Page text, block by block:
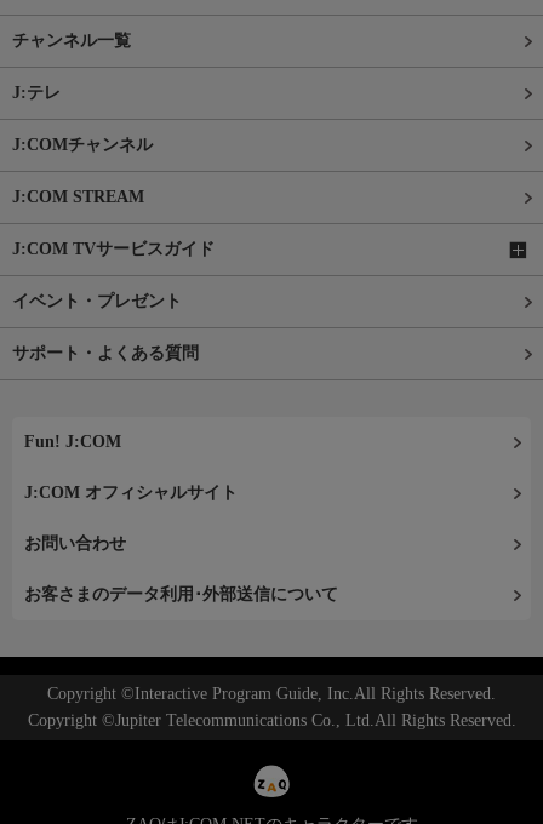
チャンネル一覧
J:テレ
J:COMチャンネル
J:COM STREAM
J:COM TVサービスガイド
イベント・プレゼント
サポート・よくある質問
Fun! J:COM
J:COM オフィシャルサイト
お問い合わせ
お客さまのデータ利用･外部送信について
Copyright ©Interactive Program Guide, Inc.All Rights Reserved.
Copyright ©Jupiter Telecommunications Co., Ltd.All Rights Reserved.